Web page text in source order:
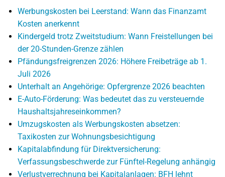
Werbungskosten bei Leerstand: Wann das Finanzamt
Kosten anerkennt
Kindergeld trotz Zweitstudium: Wann Freistellungen bei
der 20-Stunden-Grenze zählen
Pfändungsfreigrenzen 2026: Höhere Freibeträge ab 1.
Juli 2026
Unterhalt an Angehörige: Opfergrenze 2026 beachten
E-Auto-Förderung: Was bedeutet das zu versteuernde
Haushaltsjahreseinkommen?
Umzugskosten als Werbungskosten absetzen:
Taxikosten zur Wohnungsbesichtigung
Kapitalabfindung für Direktversicherung:
Verfassungsbeschwerde zur Fünftel-Regelung anhängig
Verlustverrechnung bei Kapitalanlagen: BFH lehnt